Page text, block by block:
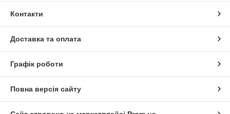
Контакти
Доставка та оплата
Графік роботи
Повна версія сайту